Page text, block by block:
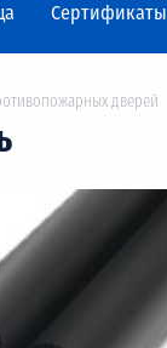
Сертификаты
дверей